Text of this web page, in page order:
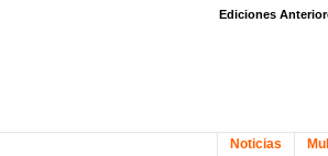
Ediciones
Noticias